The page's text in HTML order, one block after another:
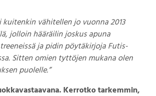
vähitellen jo vuonna 2013
jolloin hääräilin joskus apuna
ja pidin pöytäkirjoja Futis-
Sitten omien tyttöjen mukana olen
puolelle.”
Kerrotko tarkemmin,